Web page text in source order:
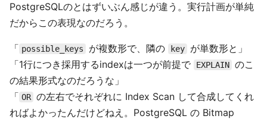
PostgreSQLのとはずいぶん感じが違う。実行計画が単純
だからこの表現なのだろう。
「 possible_keys が複数形で、隣の key
が単数形と」
「1行につき採用するindexは一つが前提で
EXPLAIN のこ
の結果形式なのだろうな」
「 OR の左右でそれぞれに Index Scan して合成してくれ
ればよかったんだけどねえ。PostgreSQL の Bitmap